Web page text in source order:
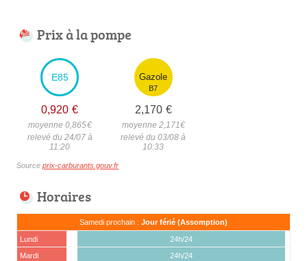
Prix à la pompe
E85
0,920 €
moyenne 0,865€
relevé du 24/07 à
11:20
Gazole
B7
2,170 €
moyenne 2,171€
relevé du 03/08 à
10:33
Source prix-carburants.gouv.fr
Horaires
Samedi prochain : Jour férié (Assomption)
Lundi
24h/24
Mardi
24h/24